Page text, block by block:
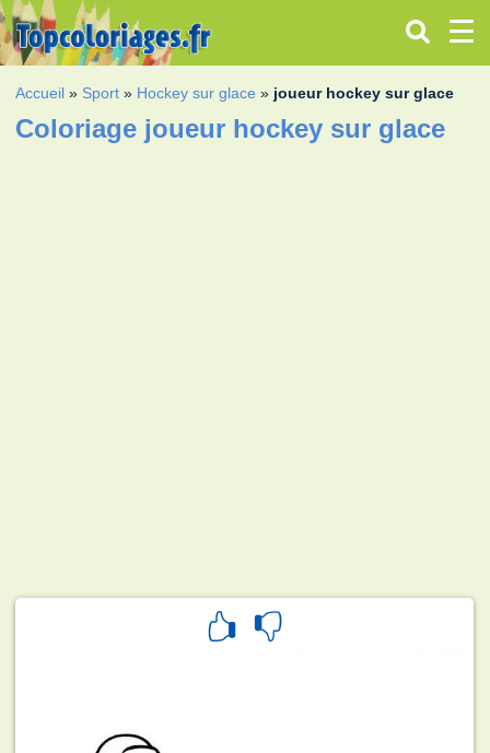
Accueil » Sport » Hockey sur glace » joueur hockey sur glace
Coloriage joueur hockey sur glace